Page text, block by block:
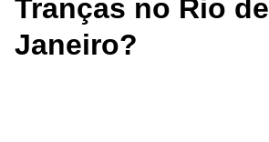
Tranças no Rio de
Janeiro?